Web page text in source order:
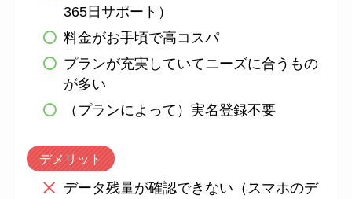
365日サポート）
料金がお手頃で高コスパ
プランが充実していてニーズに合うもの
が多い
（プランによって）実名登録不要
デメリット
データ残量が確認できない（スマホのデ